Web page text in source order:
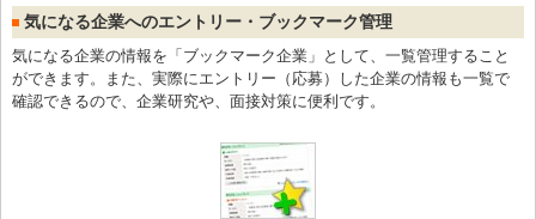
気になる企業へのエントリー・ブックマーク管理
気になる企業の情報を「ブックマーク企業」として、一覧管理すること
ができます。また、実際にエントリー（応募）した企業の情報も一覧で
確認できるので、企業研究や、面接対策に便利です。